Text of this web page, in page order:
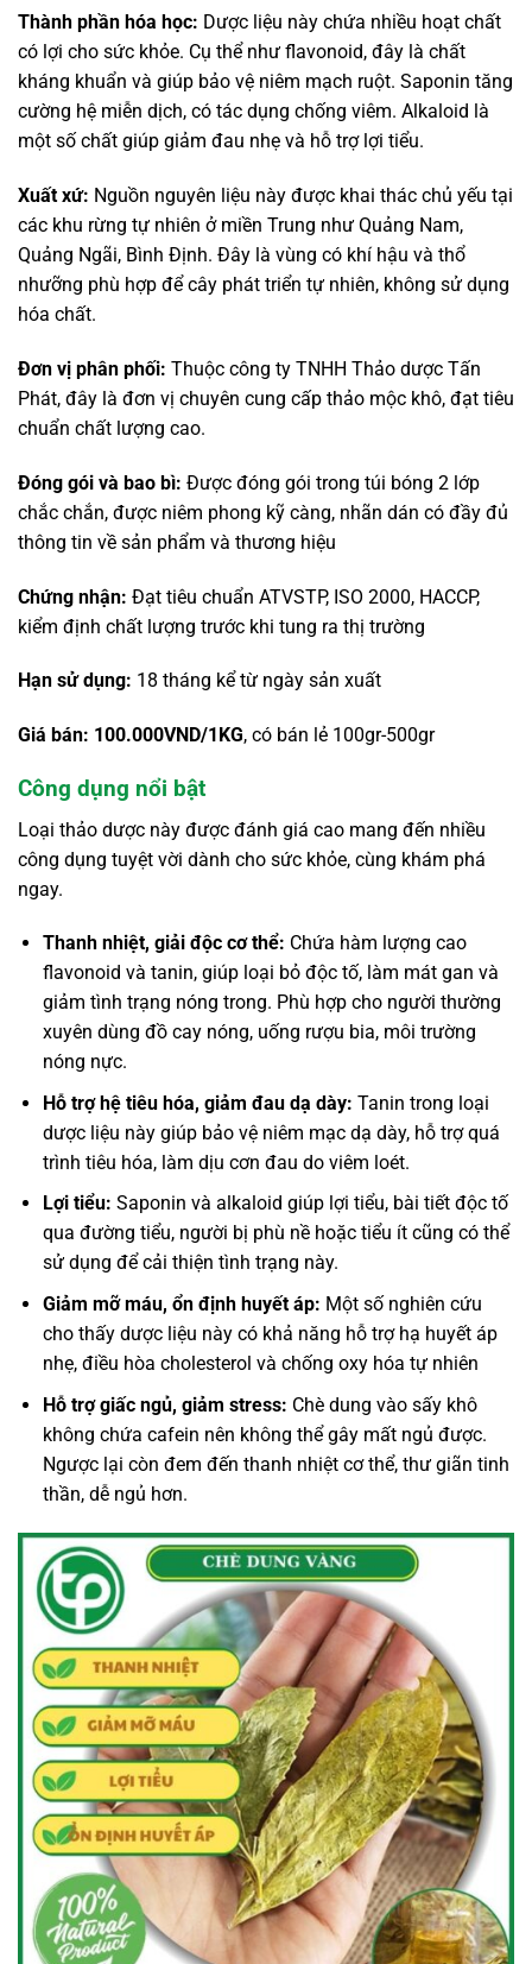
Thành phần hóa học: Dược liệu này chứa nhiều hoạt chất
có lợi cho sức khỏe. Cụ thể như flavonoid, đây là chất
kháng khuẩn và giúp bảo vệ niêm mạch ruột. Saponin tăng
cường hệ miễn dịch, có tác dụng chống viêm. Alkaloid là
một số chất giúp giảm đau nhẹ và hỗ trợ lợi tiểu.
Xuất xứ: Nguồn nguyên liệu này được khai thác chủ yếu tại
các khu rừng tự nhiên ở miền Trung như Quảng Nam,
Quảng Ngãi, Bình Định. Đây là vùng có khí hậu và thổ
nhưỡng phù hợp để cây phát triển tự nhiên, không sử dụng
hóa chất.
Đơn vị phân phối: Thuộc công ty TNHH Thảo dược Tấn
Phát, đây là đơn vị chuyên cung cấp thảo mộc khô, đạt tiêu
chuẩn chất lượng cao.
Đóng gói và bao bì: Được đóng gói trong túi bóng 2 lớp
chắc chắn, được niêm phong kỹ càng, nhãn dán có đầy đủ
thông tin về sản phẩm và thương hiệu
Chứng nhận: Đạt tiêu chuẩn ATVSTP, ISO 2000, HACCP,
kiểm định chất lượng trước khi tung ra thị trường
Hạn sử dụng: 18 tháng kể từ ngày sản xuất
Giá bán: 100.000VND/1KG, có bán lẻ 100gr-500gr
Công dụng nổi bật
Loại thảo dược này được đánh giá cao mang đến nhiều
công dụng tuyệt vời dành cho sức khỏe, cùng khám phá
ngay.
Thanh nhiệt, giải độc cơ thể: Chứa hàm lượng cao
flavonoid và tanin, giúp loại bỏ độc tố, làm mát gan và
giảm tình trạng nóng trong. Phù hợp cho người thường
xuyên dùng đồ cay nóng, uống rượu bia, môi trường
nóng nực.
Hỗ trợ hệ tiêu hóa, giảm đau dạ dày: Tanin trong loại
dược liệu này giúp bảo vệ niêm mạc dạ dày, hỗ trợ quá
trình tiêu hóa, làm dịu cơn đau do viêm loét.
Lợi tiểu: Saponin và alkaloid giúp lợi tiểu, bài tiết độc tố
qua đường tiểu, người bị phù nề hoặc tiểu ít cũng có thể
sử dụng để cải thiện tình trạng này.
Giảm mỡ máu, ổn định huyết áp: Một số nghiên cứu
cho thấy dược liệu này có khả năng hỗ trợ hạ huyết áp
nhẹ, điều hòa cholesterol và chống oxy hóa tự nhiên
Hỗ trợ giấc ngủ, giảm stress: Chè dung vào sấy khô
không chứa cafein nên không thể gây mất ngủ được.
Ngược lại còn đem đến thanh nhiệt cơ thể, thư giãn tinh
thần, dễ ngủ hơn.